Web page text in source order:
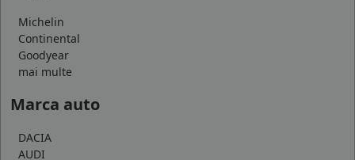
Michelin
Continental
Goodyear
mai multe
Marca auto
DACIA
AUDI